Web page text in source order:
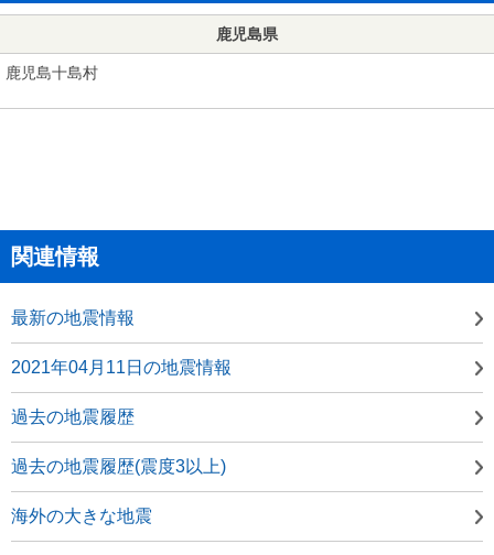
鹿児島県
鹿児島十島村
関連情報
最新の地震情報
2021年04月11日の地震情報
過去の地震履歴
過去の地震履歴(震度3以上)
海外の大きな地震